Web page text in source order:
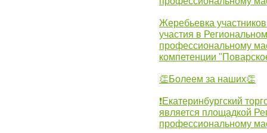
Жеребьевка
участия в
профессиональному
компетенции
👏Болеем за наших👏
❗Екатеринбургский
является площадкой
профессиональному